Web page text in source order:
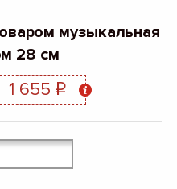
музыкальная
28 см
1 655 q